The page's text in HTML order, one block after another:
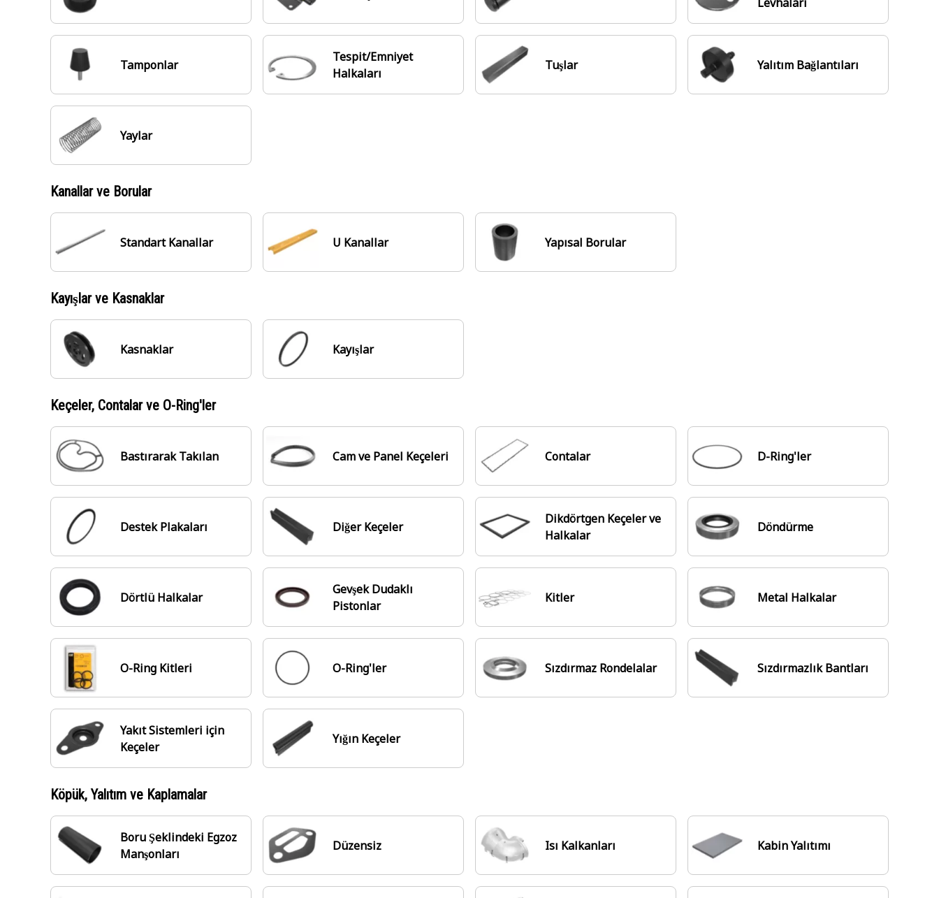
Tamponlar
Tespit/Emniyet
Halkaları
Tuşlar Yalıtım Bağlantıları
Yaylar
Kanallar ve Borular
Standart Kanallar U Kanallar Yapısal Borular
Kayışlar ve Kasnaklar
Kasnaklar Kayışlar
Keçeler, Contalar ve O-Ring'ler
Bastırarak Takılan Cam ve Panel Keçeleri Contalar D-Ring'ler
Destek Plakaları Diğer Keçeler
Dikdörtgen Keçeler ve
Halkalar
Döndürme
Dörtlü Halkalar
Gevşek Dudaklı
Pistonlar
Kitler Metal Halkalar
O-Ring Kitleri O-Ring'ler Sızdırmaz Rondelalar Sızdırmazlık Bantları
Yakıt Sistemleri için
Keçeler
Yığın Keçeler
Köpük, Yalıtım ve Kaplamalar
Boru Şeklindeki Egzoz
Manşonları
Düzensiz Isı Kalkanları Kabin Yalıtımı